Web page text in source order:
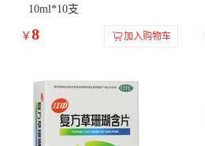
10ml*10支
￥ 8 加入购物车